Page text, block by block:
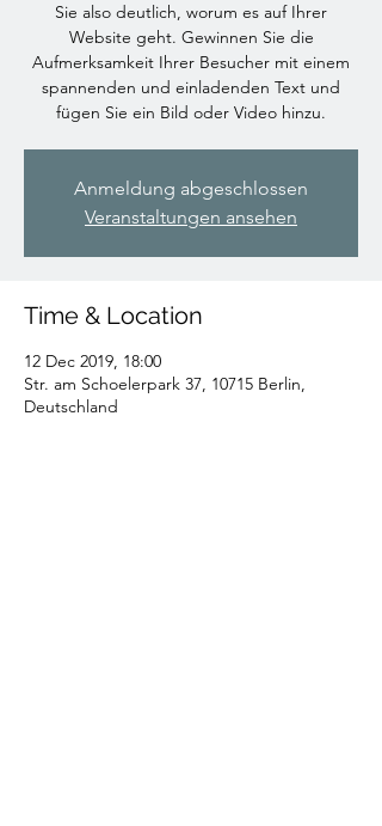
Sie also deutlich, worum es auf Ihrer
Website geht. Gewinnen Sie die
Aufmerksamkeit Ihrer Besucher mit einem
spannenden und einladenden Text und
fügen Sie ein Bild oder Video hinzu.
Anmeldung abgeschlossen
Veranstaltungen ansehen
Time & Location
12 Dec 2019, 18:00
Str. am Schoelerpark 37, 10715 Berlin,
Deutschland